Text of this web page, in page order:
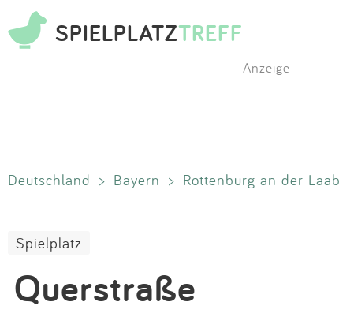
SPIELPLATZTREFF
Anzeige
Deutschland > Bayern > Rottenburg an der
Spielplatz
Querstraße